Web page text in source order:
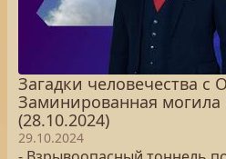
Загадки человечества
Заминированная
(28.10.2024)
29.10.2024